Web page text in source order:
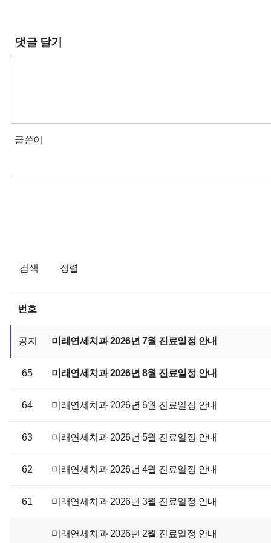
댓글 달기
글쓴이
검색 정렬
번호
공지 미래연세치과 2026년 7월 진료일정 안내
65 미래연세치과 2026년 8월 진료일정 안내
64 미래연세치과 2026년 6월 진료일정 안내
63 미래연세치과 2026년 5월 진료일정 안내
62 미래연세치과 2026년 4월 진료일정 안내
61 미래연세치과 2026년 3월 진료일정 안내
미래연세치과 2026년 2월 진료일정 안내